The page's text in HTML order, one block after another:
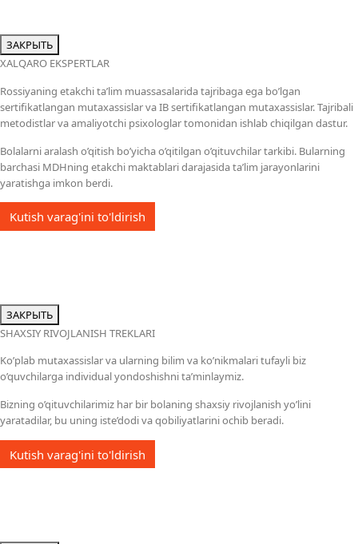
ЗАКРЫТЬ
XALQARO EKSPERTLAR
Rossiyaning etakchi ta’lim muassasalarida tajribaga ega bo’lgan
sertifikatlangan mutaxassislar va IB sertifikatlangan mutaxassislar. Tajribali
metodistlar va amaliyotchi psixologlar tomonidan ishlab chiqilgan dastur.
Bolalarni aralash o’qitish bo’yicha o’qitilgan o’qituvchilar tarkibi. Bularning
barchasi MDHning etakchi maktablari darajasida ta’lim jarayonlarini
yaratishga imkon berdi.
Kutish varag'ini to'ldirish
ЗАКРЫТЬ
SHAXSIY RIVOJLANISH TREKLARI
Ko’plab mutaxassislar va ularning bilim va ko’nikmalari tufayli biz
o’quvchilarga individual yondoshishni ta’minlaymiz.
Bizning o’qituvchilarimiz har bir bolaning shaxsiy rivojlanish yo’lini
yaratadilar, bu uning iste’dodi va qobiliyatlarini ochib beradi.
Kutish varag'ini to'ldirish